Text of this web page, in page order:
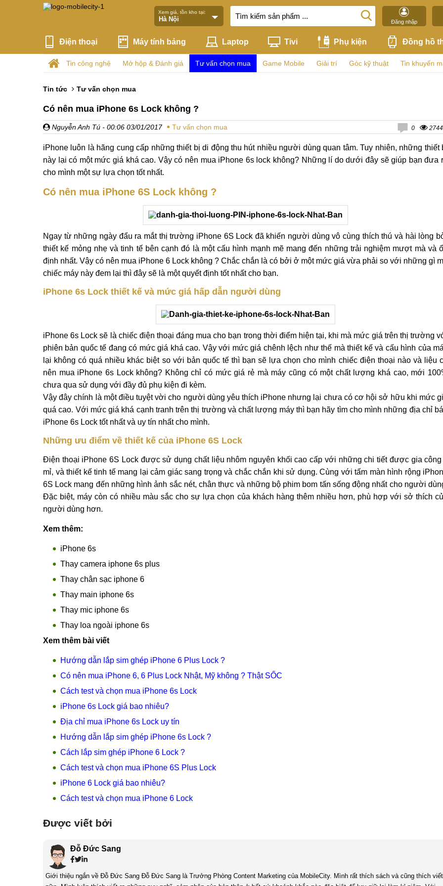
Xem giá, tồn kho tại:
Đăng nhập
Điện thoại Máy tính bảng Laptop Tivi Phụ kiện Đồng hồ
Tin công nghệ Mở hộp & Đánh giá Tư vấn chọn mua Game Mobile Giải trí Góc kỹ thuật Tin khuyến
Tin tức Tư vấn chọn mua
Có nên mua iPhone 6s Lock không ?
Nguyễn Anh Tú - 00:06 03/01/2017 Tư vấn chọn mua 0 2744
iPhone luôn là hãng cung cấp những thiết bị di động thu hút nhiều người dùng quan tâm. Tuy nhiên, những thiết
này lại có một mức giá khá cao. Vậy có nên mua iPhone 6s lock không? Những lí do dưới đây sẽ giúp bạn đưa
cho mình một sự lựa chọn tốt nhất.
Có nên mua iPhone 6S Lock không ?
Ngay từ những ngày đẩu ra mắt thị trường iPhone 6S Lock đã khiến người dùng vô cùng thích thú và hài lòng
thiết kế mỏng nhẹ và tinh tế bên cạnh đó là một cấu hình mạnh mẽ mang đến những trải nghiệm mượt mà và
định nhất. Vậy có nên mua iPhone 6 Lock không ? Chắc chắn là có bởi ở một mức giá vừa phải so với những gì
chiếc máy này đem lại thì đây sẽ là một quyết định tốt nhất cho bạn.
iPhone 6s Lock thiết kế và mức giá hấp dẫn người dùng
iPhone 6s Lock sẽ là chiếc điện thoại đáng mua cho bạn trong thời điểm hiện tại, khi mà mức giá trên thị trường
phiên bản quốc tế đang có mức giá khá cao. Vậy với mức giá chênh lệch như thế mà thiết kế và cấu hình của
lại không có quá nhiều khác biệt so với bản quốc tế thì bạn sẽ lựa chọn cho mình chiếc điện thoại nào và liệu
nên mua iPhone 6s Lock không? Không chỉ có mức giá rẻ mà máy cũng có một chất lượng khá cao, mới
chưa qua sử dụng với đầy đủ phụ kiện đi kèm.
Vậy đây chính là một điều tuyệt vời cho người dùng yêu thích iPhone nhưng lại chưa có cơ hội sở hữu khi mức
quá cao. Với mức giá khá cạnh tranh trên thị trường và chất lượng máy thì bạn hãy tìm cho mình những địa chỉ
iPhone 6s Lock tốt nhất và uy tín nhất cho mình.
Những ưu điểm về thiết kế của iPhone 6S Lock
Điện thoại iPhone 6S Lock được sử dụng chất liệu nhôm nguyên khối cao cấp với những chi tiết được gia công
mỉ, và thiết kế tinh tế mang lại cảm giác sang trọng và chắc chắn khi sử dụng. Cùng với tấm màn hình rộng
6S Lock mang đến những hình ảnh sắc nét, chân thực và những bộ phim bom tấn sống động nhất cho người
Đặc biệt, máy còn có nhiều màu sắc cho sự lựa chọn của khách hàng thêm nhiều hơn, phù hợp với sở thích
người dùng hơn.
Xem thêm:
iPhone 6s
Thay camera iphone 6s plus
Thay chân sạc iphone 6
Thay main iphone 6s
Thay mic iphone 6s
Thay loa ngoài iphone 6s
Xem thêm bài viết
Hướng dẫn lắp sim ghép iPhone 6 Plus Lock ?
Có nên mua iPhone 6, 6 Plus Lock Nhật, Mỹ không ? Thật SỐC
Cách test và chọn mua iPhone 6s Lock
iPhone 6s Lock giá bao nhiêu?
Địa chỉ mua iPhone 6s Lock uy tín
Hướng dẫn lắp sim ghép iPhone 6s Lock ?
Cách lắp sim ghép iPhone 6 Lock ?
Cách test và chọn mua iPhone 6S Plus Lock
iPhone 6 Lock giá bao nhiêu?
Cách test và chọn mua iPhone 6 Lock
Được viết bởi
Đỗ Đức Sang
Giới thiệu ngắn về Đỗ Đức Sang Đỗ Đức Sang là Trưởng Phòng Content Marketing của MobileCity. Mình rất thích sách và cũng thích viết